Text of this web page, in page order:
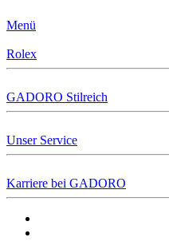
Menü
Rolex
GADORO Stilreich
Unser Service
Karriere bei GADORO